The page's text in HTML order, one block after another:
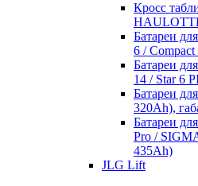
Кросc
Батареи
6 /
Батареи
14 / Star 6
Батареи
320Ah),
Батареи
Pro /
435Ah)
JLG Lift